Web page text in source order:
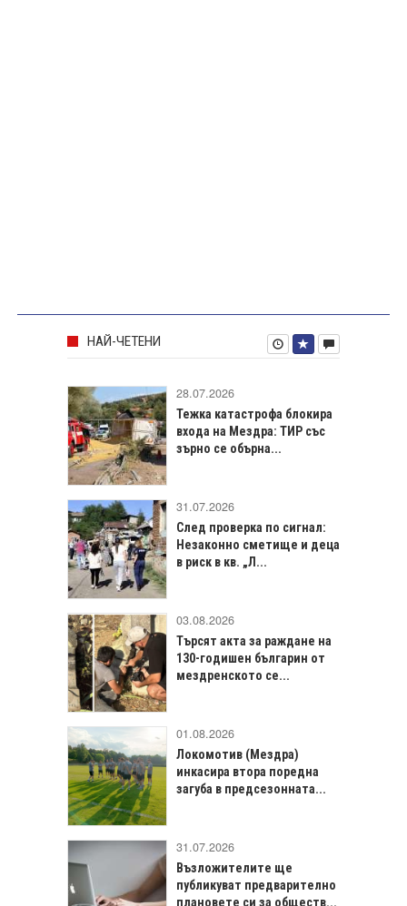
НАЙ-ЧЕТЕНИ
28.07.2026
Тежка катастрофа блокира
входа на Мездра: ТИР със
зърно се обърна...
31.07.2026
След проверка по сигнал:
Незаконно сметище и деца
в риск в кв. „Л...
03.08.2026
Търсят акта за раждане на
130-годишен българин от
мездренското се...
01.08.2026
Локомотив (Мездра)
инкасира втора поредна
загуба в предсезонната...
31.07.2026
Възложителите ще
публикуват предварително
плановете си за обществ...